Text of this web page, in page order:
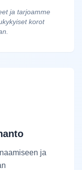
ja tarjoamme
korot
ja